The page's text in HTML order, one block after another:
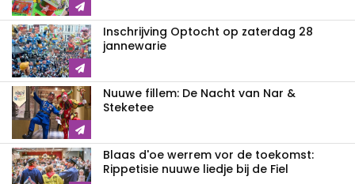
Inschrijving Optocht op zaterdag 28
jannewarie
Nuuwe fillem: De Nacht van Nar &
Steketee
Blaas d'oe werrem vor de toekomst:
Rippetisie nuuwe liedje bij de Fiel